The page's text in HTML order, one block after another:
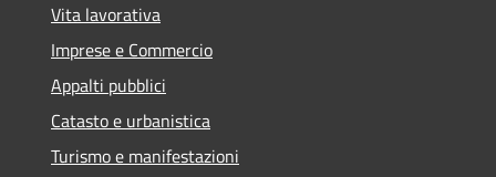
Vita lavorativa
Imprese e Commercio
Appalti pubblici
Catasto e urbanistica
Turismo e manifestazioni